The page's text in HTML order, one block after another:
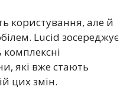
користування, але й
Lucid зосереджує
які вже стають
цих змін.